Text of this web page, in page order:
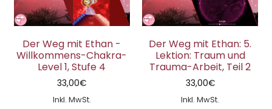
Der Weg mit Ethan -
Willkommens-Chakra-
Level 1, Stufe 4
33,00€
Inkl. MwSt.
Der Weg mit Ethan: 5.
Lektion: Traum und
Trauma-Arbeit, Teil 2
33,00€
Inkl. MwSt.